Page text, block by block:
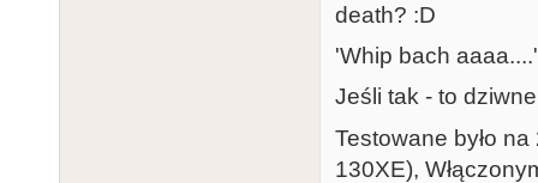
death? :D
'Whip bach
Jeśli tak - to
Testowane było
130XE),